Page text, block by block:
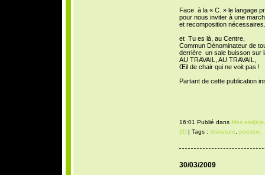
Face à la « C. » le langage
pour nous inviter à une
et recomposition nécessaires.
et Tu es là, au Centre,
Commun Dénominateur de
derrière un sale buisson sur
AU TRAVAIL, AU TRAVAIL,
Œil de chair qui ne voit pas !
Partant de cette publication
16:01 Publié dans Mes
(0)| Tags : littérature poésioe
30/03/2009